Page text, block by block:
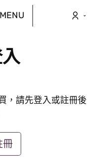
MENU
，請先登入或註冊後
冊